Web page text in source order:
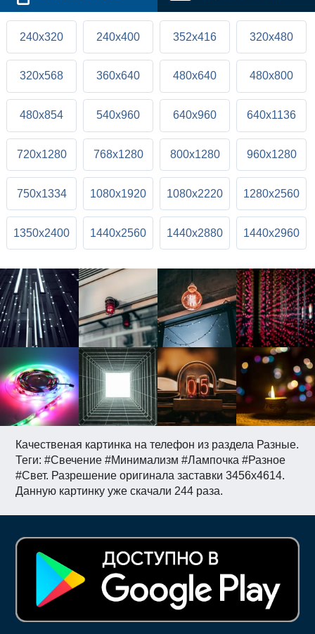
Качественая картинка на телефон из раздела Разные.
Теги: #Свечение #Минимализм #Лампочка #Разное
#Свет. Разрешение оригинала заставки 3456x4614.
Данную картинку уже скачали 244 раза.
240x320 240x400 352x416 320x480
320x568 360x640 480x640 480x800
480x854 540x960 640x960 640x1136
720x1280 768x1280 800x1280 960x1280
750x1334 1080x1920 1080x2220 1280x2560
1350x2400 1440x2560 1440x2880 1440x2960